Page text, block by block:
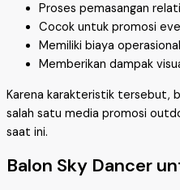
Proses pemasangan
Cocok untuk promosi
Memiliki biaya
Memberikan dampak
Karena karakteristik tersebut,
salah satu media promosi
saat ini.
Balon Sky Dancer